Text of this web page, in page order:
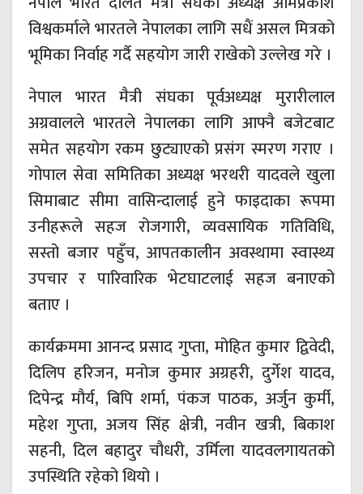
विश्वकर्माले भारतले नेपालका लागि सधैं असल मित्रको
भूमिका निर्वाह गर्दै सहयोग जारी राखेको उल्लेख गरे ।
नेपाल भारत मैत्री संघका पूर्वअध्यक्ष मुरारीलाल
अग्रवालले भारतले नेपालका लागि आफ्नै बजेटबाट
समेत सहयोग रकम छुट्याएको प्रसंग स्मरण गराए ।
गोपाल सेवा समितिका अध्यक्ष भरथरी यादवले खुला
सिमाबाट सीमा वासिन्दालाई हुने फाइदाका रूपमा
उनीहरूले सहज रोजगारी, व्यवसायिक गतिविधि,
सस्तो बजार पहुँच, आपतकालीन अवस्थामा स्वास्थ्य
उपचार र पारिवारिक भेटघाटलाई सहज बनाएको
बताए ।
कार्यक्रममा आनन्द प्रसाद गुप्ता, मोहित कुमार द्विवेदी,
दिलिप हरिजन, मनोज कुमार अग्रहरी, दुर्गेश यादव,
दिपेन्द्र मौर्य, बिपि शर्मा, पंकज पाठक, अर्जुन कुर्मी,
महेश गुप्ता, अजय सिंह क्षेत्री, नवीन खत्री, बिकाश
सहनी, दिल बहादुर चौधरी, उर्मिला यादवलगायतको
उपस्थिति रहेको थियो ।